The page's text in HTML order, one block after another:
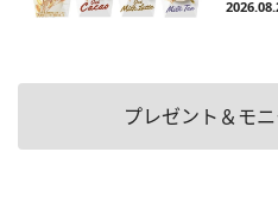
プレゼント＆モ